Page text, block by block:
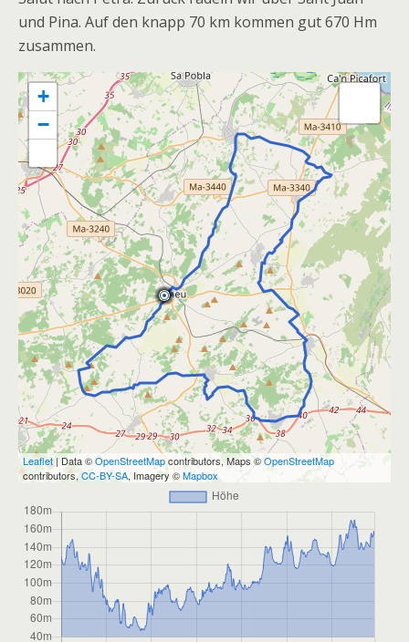
und Pina. Auf den knapp 70 km kommen gut 670 Hm
zusammen.
+
−
Leaflet | Data ©OpenStreetMapcontributors, Maps ©OpenStreetMap
contributors, CC-BY-SA, Imagery ©Mapbox